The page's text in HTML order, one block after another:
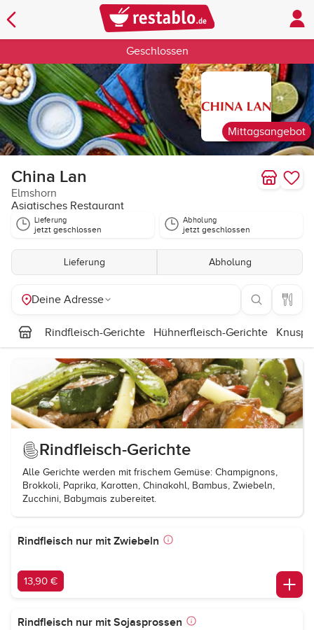
Geschlossen
Mittagsangebot
China Lan
Elmshorn
Asiatisches Restaurant
Lieferung
jetzt geschlossen
Abholung
jetzt geschlossen
Lieferung Abholung
Deine Adresse
Rindfleisch-Gerichte Hühnerfleisch-Gerichte
Rindfleisch-Gerichte
Alle Gerichte werden mit frischem Gemüse: Champignons,
Brokkoli, Paprika, Karotten, Chinakohl, Bambus, Zwiebeln,
Zucchini, Babymais zubereitet.
Rindfleisch nur mit Zwiebeln
13,90 €
Rindfleisch nur mit Sojasprossen